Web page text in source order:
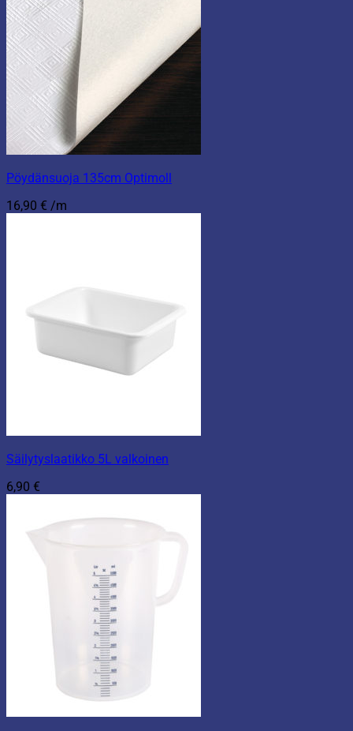
Pöydänsuoja 135cm Optimoll
16,90 € /m
Säilytyslaatikko 5L valkoinen
6,90 €